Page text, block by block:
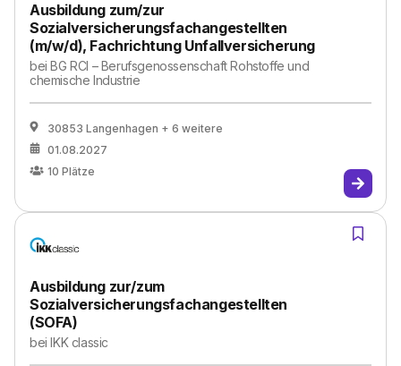
Ausbildung zum/zur
Sozialversicherungsfachangestellten
(m/w/d), Fachrichtung Unfallversicherung
beiBG RCI – Berufsgenossenschaft Rohstoffe und
chemische Industrie
30853 Langenhagen + 6 weitere
01.08.2027
10 Plätze
Ausbildung zur/zum
Sozialversicherungsfachangestellten
(SOFA)
beiIKK classic